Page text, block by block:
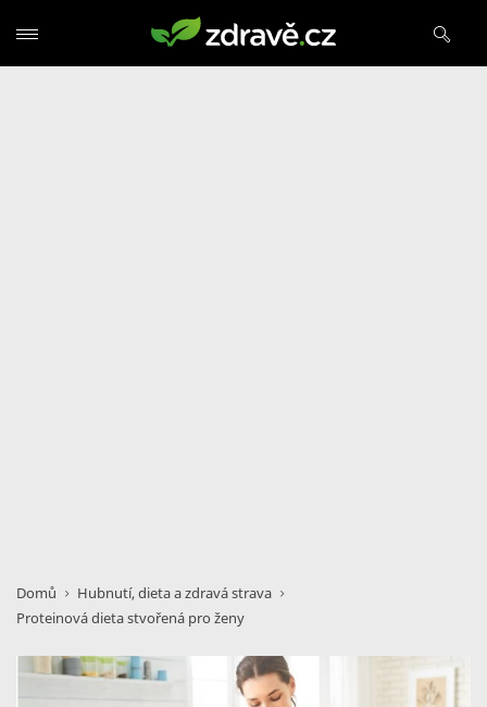
Domů
Hubnutí, dieta a zdravá strava
Proteinová dieta stvořená pro ženy